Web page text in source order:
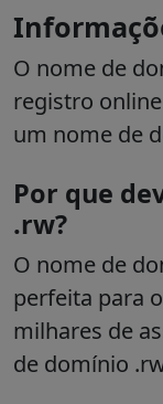
O nome de
registro
um nome de
Por que
.rw?
O nome de
perfeita para
milhares de
de domínio